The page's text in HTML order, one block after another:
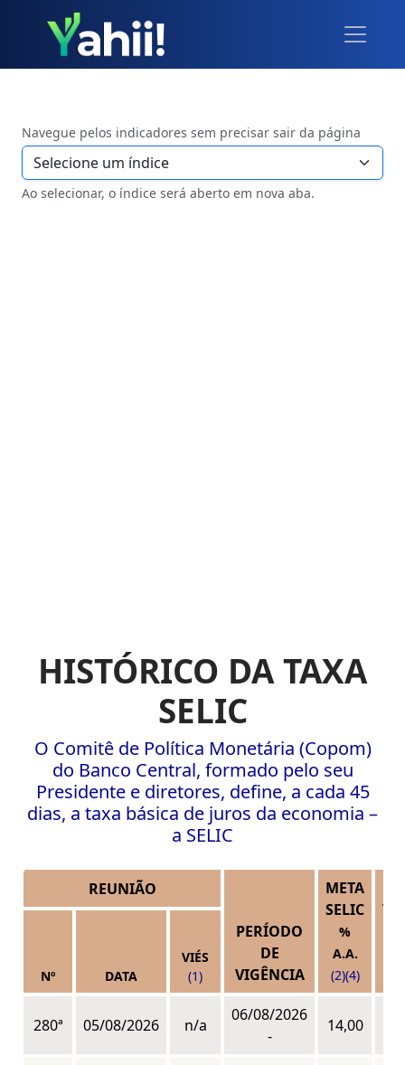
Navegue pelos indicadores sem precisar sair da página
Ao selecionar, o índice será aberto em nova aba.
HISTÓRICO DA TAXA
SELIC
O Comitê de Política Monetária (Copom)
do Banco Central, formado pelo seu
Presidente e diretores, define, a cada 45
dias, a taxa básica de juros da economia –
a SELIC
REUNIÃO
PERÍODO
DE
VIGÊNCIA
META
SELIC
%
A.A.
(2)(4)
Nº DATA
VIÉS
(1)
280ª 05/08/2026 n/a
06/08/2026
-
14,00